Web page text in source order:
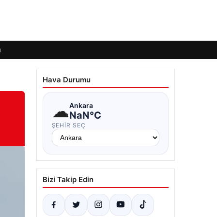
Hava Durumu
☁Ankara
NaN°C
ŞEHIR SEÇ
Bizi Takip Edin